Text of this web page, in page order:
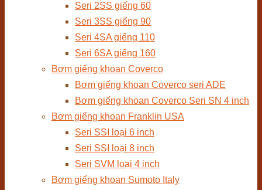
Seri 2SS giếng 60
Seri 3SS giếng 90
Seri 4SA giếng 110
Seri 6SA giếng 160
Bơm giếng khoan Coverco
Bơm giếng khoan Coverco seri ADE
Bơm giếng khoan Coverco Seri SN 4 inch
Bơm giếng khoan Franklin USA
Seri SSI loại 6 inch
Seri SSI loại 8 inch
Seri SVM loại 4 inch
Bơm giếng khoan Sumoto Italy